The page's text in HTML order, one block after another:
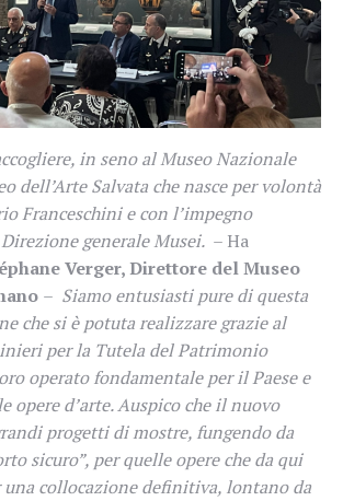
in seno al Museo Nazionale
dell’Arte Salvata che nasce per volontà
Franceschini e con l’impegno
generale Musei. – Ha
Verger, Direttore del Museo
– Siamo entusiasti pure di questa
che si è potuta realizzare grazie al
per la Tutela del Patrimonio
operato fondamentale per il Paese e
opere d’arte. Auspico che il nuovo
progetti di mostre, fungendo da
sicuro”, per quelle opere che da qui
collocazione definitiva, lontano da